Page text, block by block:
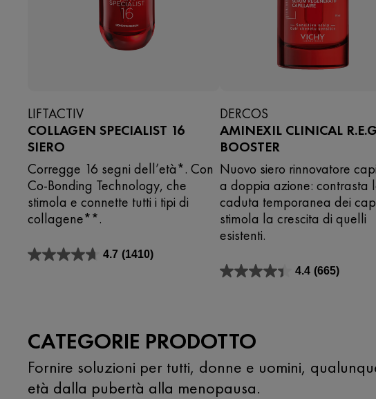
LIFTACTIV
COLLAGEN SPECIALIST 16
SIERO
Corregge 16 segni dell’età*. Con
Co-Bonding Technology, che
stimola e connette tutti i tipi di
collagene**.
4.7 (1410)
4.7
DERCOS
AMINEXIL CLINICAL
BOOSTER
Nuovo siero rinnovatore
a doppia azione: contrasta
caduta temporanea dei
stimola la crescita di quelli
esistenti.
4.4 (665)
4.4
recensioni
CATEGORIE PRODOTTO
Fornire soluzioni per tutti, donne e uomini,
età dalla pubertà alla menopausa.